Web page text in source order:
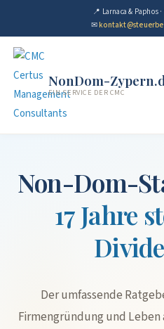
📍 Larnaca & Paphos
✉
NonDom-
EIN SERVICE DER CMC
Non-Dom-
17 Jahre
Der umfassende
Firmengründung und